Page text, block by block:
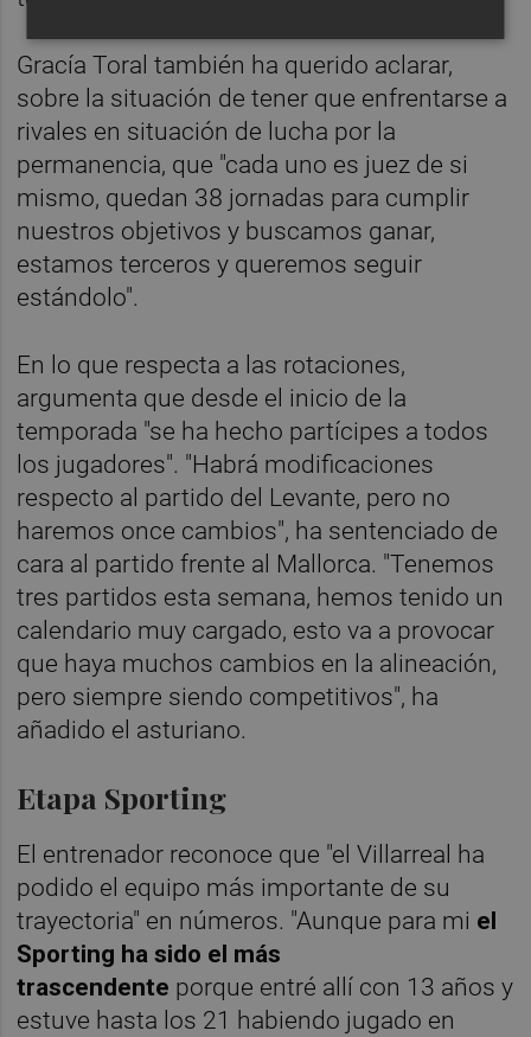
Gracía Toral también ha querido aclarar,
sobre la situación de tener que enfrentarse a
rivales en situación de lucha por la
permanencia, que "cada uno es juez de si
mismo, quedan 38 jornadas para cumplir
nuestros objetivos y buscamos ganar,
estamos terceros y queremos seguir
estándolo".
En lo que respecta a las rotaciones,
argumenta que desde el inicio de la
temporada "se ha hecho partícipes a todos
los jugadores". "Habrá modificaciones
respecto al partido del Levante, pero no
haremos once cambios", ha sentenciado de
cara al partido frente al Mallorca. "Tenemos
tres partidos esta semana, hemos tenido un
calendario muy cargado, esto va a provocar
que haya muchos cambios en la alineación,
pero siempre siendo competitivos", ha
añadido el asturiano.
Etapa Sporting
El entrenador reconoce que "el Villarreal ha
podido el equipo más importante de su
trayectoria" en números. "Aunque para mi el
Sporting ha sido el más
trascendente porque entré allí con 13 años y
estuve hasta los 21 habiendo jugado en